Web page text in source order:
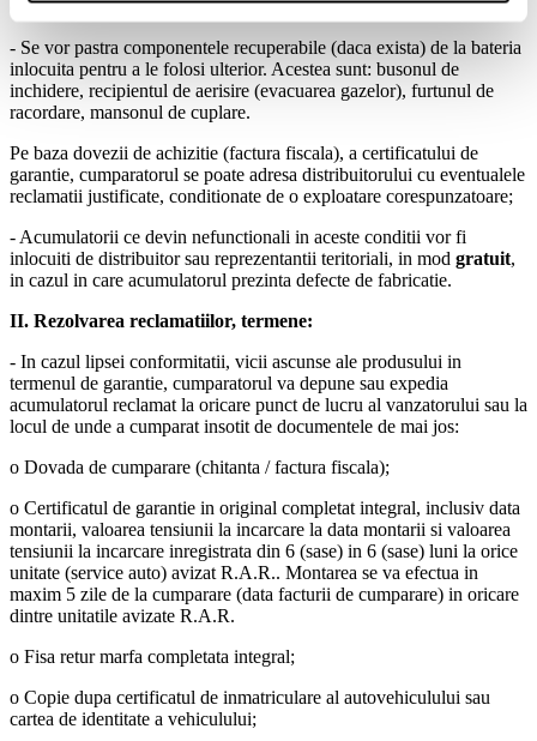
orificii laterale acest buson de inchidere nu este necesar;
- Se vor pastra componentele recuperabile (daca exista) de la bateria
inlocuita pentru a le folosi ulterior. Acestea sunt: busonul de
inchidere, recipientul de aerisire (evacuarea gazelor), furtunul de
racordare, mansonul de cuplare.
Pe baza dovezii de achizitie (factura fiscala), a certificatului de
garantie, cumparatorul se poate adresa distribuitorului cu eventualele
reclamatii justificate, conditionate de o exploatare corespunzatoare;
- Acumulatorii ce devin nefunctionali in aceste conditii vor fi
inlocuiti de distribuitor sau reprezentantii teritoriali, in mod gratuit,
in cazul in care acumulatorul prezinta defecte de fabricatie.
II. Rezolvarea reclamatiilor, termene:
- In cazul lipsei conformitatii, vicii ascunse ale produsului in
termenul de garantie, cumparatorul va depune sau expedia
acumulatorul reclamat la oricare punct de lucru al vanzatorului sau la
locul de unde a cumparat insotit de documentele de mai jos:
o Dovada de cumparare (chitanta / factura fiscala);
o Certificatul de garantie in original completat integral, inclusiv data
montarii, valoarea tensiunii la incarcare la data montarii si valoarea
tensiunii la incarcare inregistrata din 6 (sase) in 6 (sase) luni la orice
unitate (service auto) avizat R.A.R.. Montarea se va efectua in
maxim 5 zile de la cumparare (data facturii de cumparare) in oricare
dintre unitatile avizate R.A.R.
o Fisa retur marfa completata integral;
o Copie dupa certificatul de inmatriculare al autovehiculului sau
cartea de identitate a vehiculului;